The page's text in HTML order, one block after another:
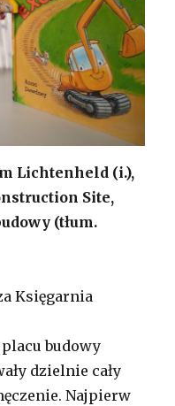
Lichtenheld (i.),
Site,
(tłum.
Księgarnia
budowy
dzielnie cały
Najpierw